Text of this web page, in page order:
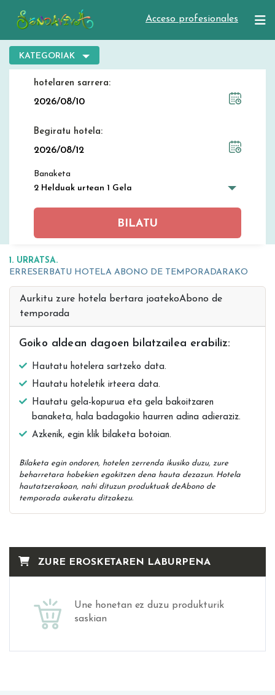
Acceso profesionales
KATEGORIAK
hotelaren sarrera
Begiratu hotela
Banaketa
2 Helduak urtean 1 Gela
BILATU
1. URRATSA.
ERRESERBATU HOTELA ABONO DE TEMPORADARAKO
Aurkitu zure hotela bertara joatekoAbono de
temporada
Goiko aldean dagoen bilatzailea erabiliz:
Hautatu hotelera sartzeko data.
Hautatu hoteletik irteera data.
Hautatu gela-kopurua eta gela bakoitzaren
banaketa, hala badagokio haurren adina adieraziz.
Azkenik, egin klik bilaketa botoian.
Bilaketa egin ondoren, hotelen zerrenda ikusiko duzu, zure
beharretara hobekien egokitzen dena hauta dezazun. Hotela
hautatzerakoan, nahi dituzun produktuak deAbono de
temporada aukeratu ditzakezu.
ZURE EROSKETAREN LABURPENA
Une honetan ez duzu produkturik
saskian